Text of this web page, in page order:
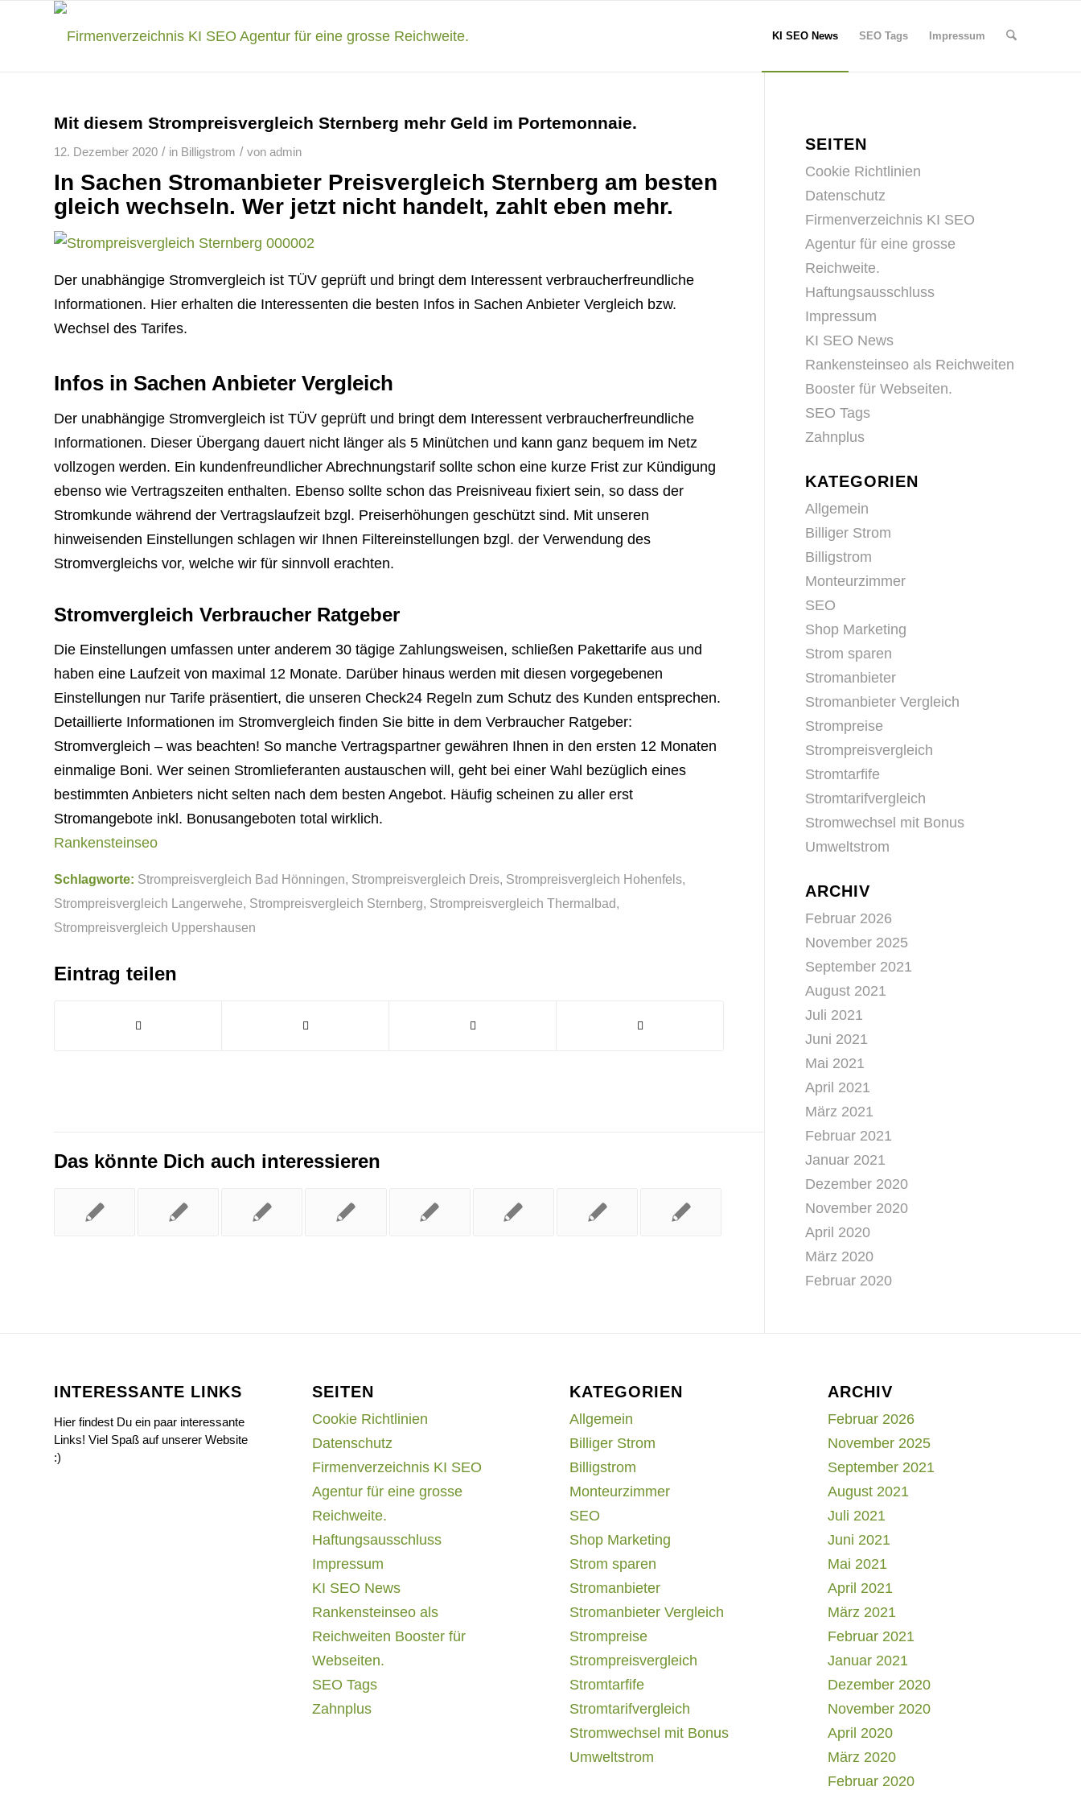
KI SEO News SEO Tags Impressum
Mit diesem Strompreisvergleich Sternberg mehr Geld im Portemonnaie.
12. Dezember 2020 / in Billigstrom / von admin
In Sachen Stromanbieter Preisvergleich Sternberg am besten
gleich wechseln. Wer jetzt nicht handelt, zahlt eben mehr.
Der unabhängige Stromvergleich ist TÜV geprüft und bringt dem Interessent verbraucherfreundliche
Informationen. Hier erhalten die Interessenten die besten Infos in Sachen Anbieter Vergleich bzw.
Wechsel des Tarifes.
Infos in Sachen Anbieter Vergleich
Der unabhängige Stromvergleich ist TÜV geprüft und bringt dem Interessent verbraucherfreundliche
Informationen. Dieser Übergang dauert nicht länger als 5 Minütchen und kann ganz bequem im Netz
vollzogen werden. Ein kundenfreundlicher Abrechnungstarif sollte schon eine kurze Frist zur Kündigung
ebenso wie Vertragszeiten enthalten. Ebenso sollte schon das Preisniveau fixiert sein, so dass der
Stromkunde während der Vertragslaufzeit bzgl. Preiserhöhungen geschützt sind. Mit unseren
hinweisenden Einstellungen schlagen wir Ihnen Filtereinstellungen bzgl. der Verwendung des
Stromvergleichs vor, welche wir für sinnvoll erachten.
Stromvergleich Verbraucher Ratgeber
Die Einstellungen umfassen unter anderem 30 tägige Zahlungsweisen, schließen Pakettarife aus und
haben eine Laufzeit von maximal 12 Monate. Darüber hinaus werden mit diesen vorgegebenen
Einstellungen nur Tarife präsentiert, die unseren Check24 Regeln zum Schutz des Kunden entsprechen.
Detaillierte Informationen im Stromvergleich finden Sie bitte in dem Verbraucher Ratgeber:
Stromvergleich – was beachten! So manche Vertragspartner gewähren Ihnen in den ersten 12 Monaten
einmalige Boni. Wer seinen Stromlieferanten austauschen will, geht bei einer Wahl bezüglich eines
bestimmten Anbieters nicht selten nach dem besten Angebot. Häufig scheinen zu aller erst
Stromangebote inkl. Bonusangeboten total wirklich.
Rankensteinseo
Schlagworte: Strompreisvergleich Bad Hönningen, Strompreisvergleich Dreis, Strompreisvergleich Hohenfels,
Strompreisvergleich Langerwehe, Strompreisvergleich Sternberg, Strompreisvergleich Thermalbad,
Strompreisvergleich Uppershausen
Eintrag teilen
Das könnte Dich auch interessieren
SEITEN
Cookie Richtlinien
Datenschutz
Firmenverzeichnis KI SEO
Agentur für eine grosse
Reichweite.
Haftungsausschluss
Impressum
KI SEO News
Rankensteinseo als Reichweiten
Booster für Webseiten.
SEO Tags
Zahnplus
KATEGORIEN
Allgemein
Billiger Strom
Billigstrom
Monteurzimmer
SEO
Shop Marketing
Strom sparen
Stromanbieter
Stromanbieter Vergleich
Strompreise
Strompreisvergleich
Stromtarfife
Stromtarifvergleich
Stromwechsel mit Bonus
Umweltstrom
ARCHIV
Februar 2026
November 2025
September 2021
August 2021
Juli 2021
Juni 2021
Mai 2021
April 2021
März 2021
Februar 2021
Januar 2021
Dezember 2020
November 2020
April 2020
März 2020
Februar 2020
INTERESSANTE LINKS
Hier findest Du ein paar interessante
Links! Viel Spaß auf unserer Website
:)
SEITEN
Cookie Richtlinien
Datenschutz
Firmenverzeichnis KI SEO
Agentur für eine grosse
Reichweite.
Haftungsausschluss
Impressum
KI SEO News
Rankensteinseo als
Reichweiten Booster für
Webseiten.
SEO Tags
Zahnplus
KATEGORIEN
Allgemein
Billiger Strom
Billigstrom
Monteurzimmer
SEO
Shop Marketing
Strom sparen
Stromanbieter
Stromanbieter Vergleich
Strompreise
Strompreisvergleich
Stromtarfife
Stromtarifvergleich
Stromwechsel mit Bonus
Umweltstrom
ARCHIV
Februar 2026
November 2025
September 2021
August 2021
Juli 2021
Juni 2021
Mai 2021
April 2021
März 2021
Februar 2021
Januar 2021
Dezember 2020
November 2020
April 2020
März 2020
Februar 2020